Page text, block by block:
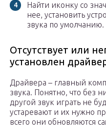
Найти иконку со
нее, установить
звука по умолчанию.
Отсутствует или
установлен
Драйвера – главный
звука. Понятно, что без
другой звук играть не
устаревают и их нужно
всего они обновляются